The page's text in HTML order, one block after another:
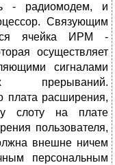
- радиомодем, и
Связующим
ячейка ИРМ -
осуществляет
сигналами
прерываний.
плата расширения,
слоту на плате
пользователя,
внешне ничем
персональным